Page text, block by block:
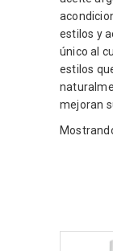
estilos y
único al
estilos
mejoran